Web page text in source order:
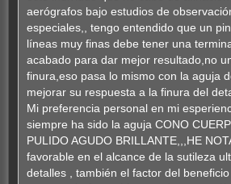
aerógrafos bajo estudios de
especiales,, tengo entendido que un
líneas muy finas debe tener una
acabado para dar mejor resultado,no
finura,eso pasa lo mismo con la aguja
mejorar su respuesta a la finura del
Mi preferencia personal en mi
siempre ha sido la aguja CONO
PULIDO AGUDO BRILLANTE,,,HE
favorable en el alcance de la sutileza
detalles , también el factor del